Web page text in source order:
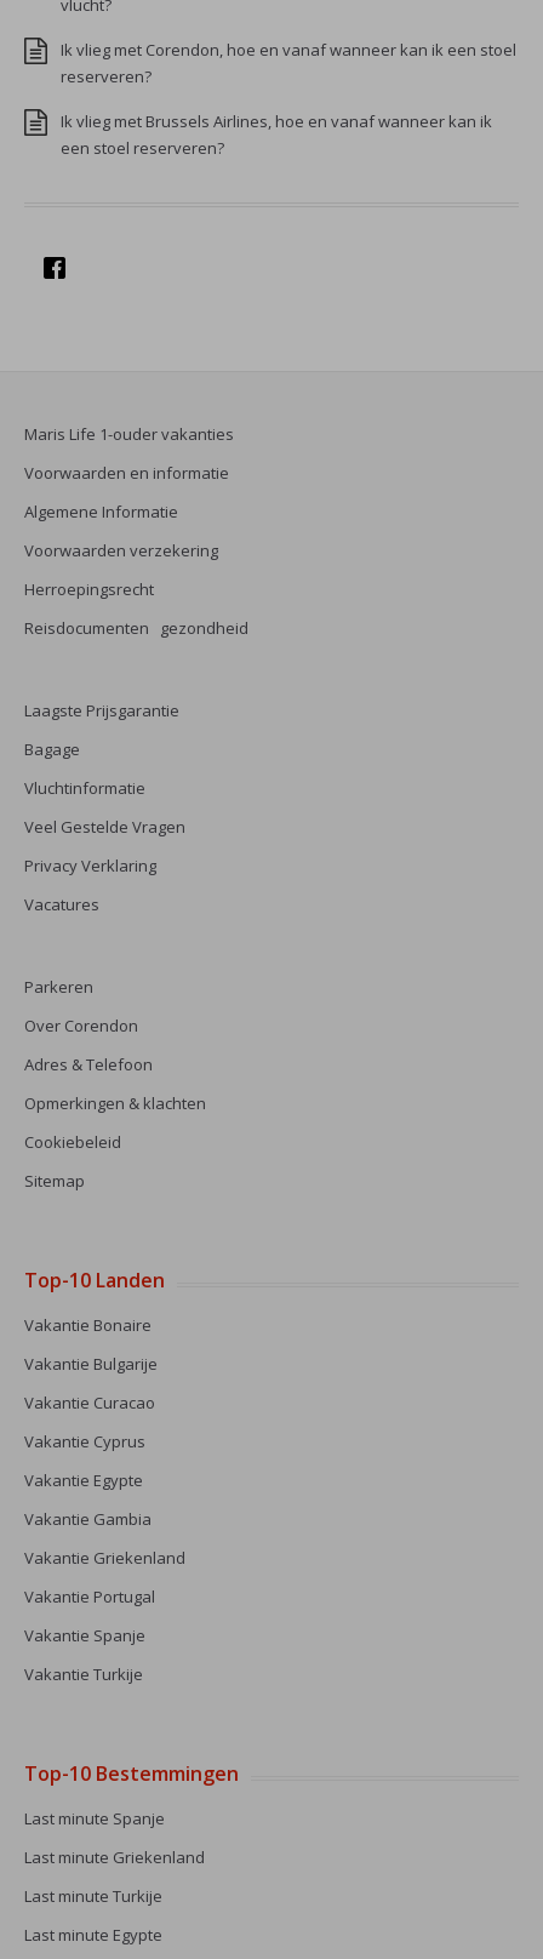
vlucht?
Ik vlieg met Corendon, hoe en vanaf wanneer kan ik een stoel
reserveren?
Ik vlieg met Brussels Airlines, hoe en vanaf wanneer kan ik
een stoel reserveren?
Maris Life 1-ouder vakanties
Voorwaarden en informatie
Algemene Informatie
Voorwaarden verzekering
Herroepingsrecht
Reisdocumenten gezondheid
Laagste Prijsgarantie
Bagage
Vluchtinformatie
Veel Gestelde Vragen
Privacy Verklaring
Vacatures
Parkeren
Over Corendon
Adres & Telefoon
Opmerkingen & klachten
Cookiebeleid
Sitemap
Top-10 Landen
Vakantie Bonaire
Vakantie Bulgarije
Vakantie Curacao
Vakantie Cyprus
Vakantie Egypte
Vakantie Gambia
Vakantie Griekenland
Vakantie Portugal
Vakantie Spanje
Vakantie Turkije
Top-10 Bestemmingen
Last minute Spanje
Last minute Griekenland
Last minute Turkije
Last minute Egypte